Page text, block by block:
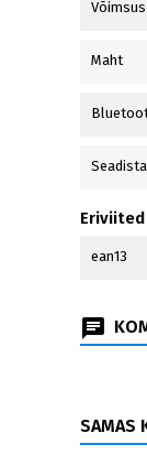
Võimsus
Maht
Eriviited
ean13
SAMAS